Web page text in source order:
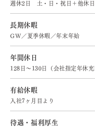
週休2日 土・日・祝日＋他休日
長期休暇
GW／夏季休暇／年末年始
年間休日
128日～130日（会社指定年休充
有給休暇
入社7ヶ月目より
待遇・福利厚生